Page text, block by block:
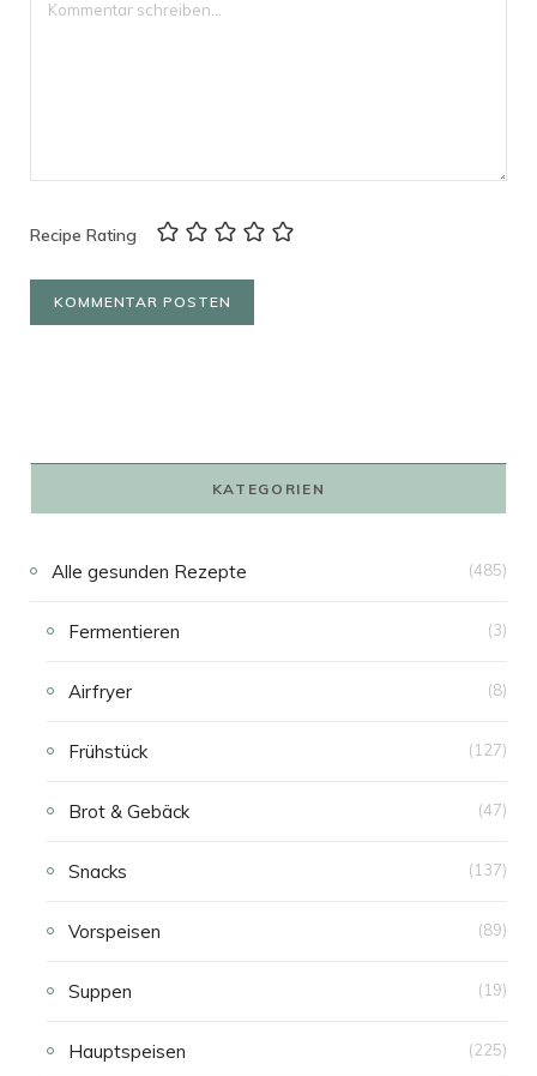
Recipe Rating
KATEGORIEN
Alle gesunden Rezepte (485)
Fermentieren (3)
Airfryer (8)
Frühstück (127)
Brot & Gebäck (47)
Snacks (137)
Vorspeisen (89)
Suppen (19)
Hauptspeisen (225)